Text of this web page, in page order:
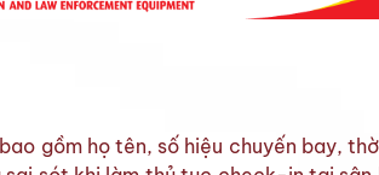
gồm họ tên, số hiệu chuyến bay,